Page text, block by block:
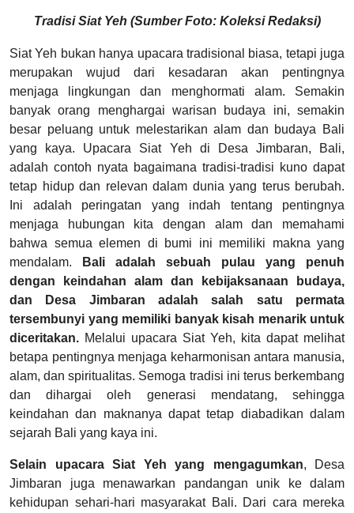
Tradisi Siat Yeh (Sumber Foto: Koleksi Redaksi)
Siat Yeh bukan hanya upacara tradisional biasa, tetapi juga
merupakan wujud dari kesadaran akan pentingnya
menjaga lingkungan dan menghormati alam. Semakin
banyak orang menghargai warisan budaya ini, semakin
besar peluang untuk melestarikan alam dan budaya Bali
yang kaya. Upacara Siat Yeh di Desa Jimbaran, Bali,
adalah contoh nyata bagaimana tradisi-tradisi kuno dapat
tetap hidup dan relevan dalam dunia yang terus berubah.
Ini adalah peringatan yang indah tentang pentingnya
menjaga hubungan kita dengan alam dan memahami
bahwa semua elemen di bumi ini memiliki makna yang
mendalam.
Bali adalah sebuah pulau yang penuh
dengan keindahan alam dan kebijaksanaan budaya,
dan Desa Jimbaran adalah salah satu permata
tersembunyi yang memiliki banyak kisah menarik untuk
diceritakan. Melalui upacara Siat Yeh, kita dapat melihat
betapa pentingnya menjaga keharmonisan antara manusia,
alam, dan spiritualitas. Semoga tradisi ini terus berkembang
dan dihargai oleh generasi mendatang, sehingga
keindahan dan maknanya dapat tetap diabadikan dalam
sejarah Bali yang kaya ini.
Selain upacara Siat Yeh yang mengagumkan, Desa
Jimbaran juga menawarkan pandangan unik ke dalam
kehidupan sehari-hari masyarakat Bali. Dari cara mereka